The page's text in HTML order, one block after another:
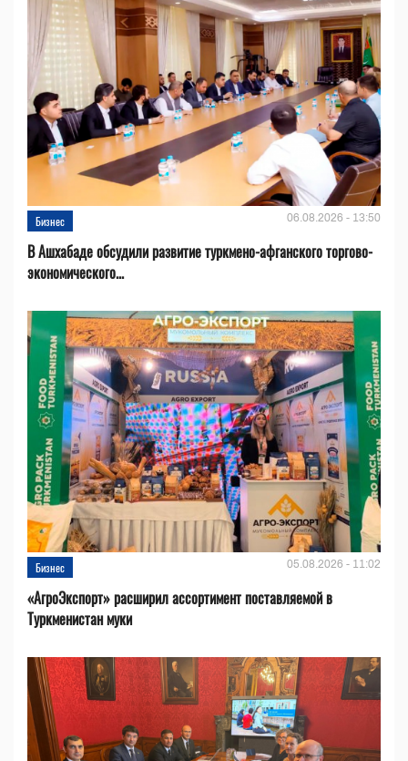
Бизнес 06.08.2026 - 13:50
В Ашхабаде обсудили развитие туркмено-афганского торгово-
экономического...
Бизнес 05.08.2026 - 11:02
«АгроЭкспорт» расширил ассортимент поставляемой в
Туркменистан муки